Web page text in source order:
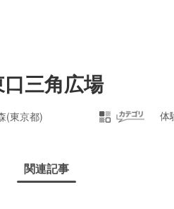
三角広場
(東京都) 体
関連記事